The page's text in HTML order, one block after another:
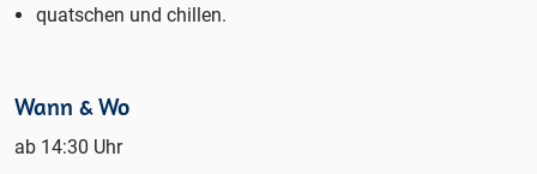
quatschen und chillen.
Wann & Wo
ab 14:30 Uhr